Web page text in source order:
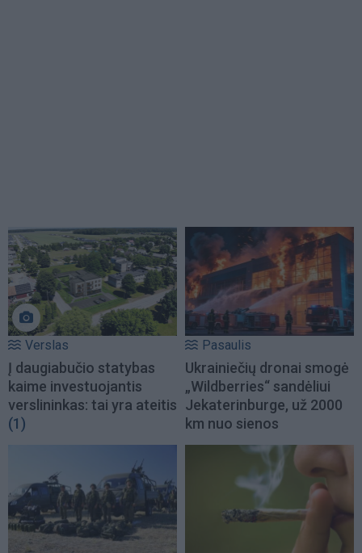
Verslas
Į daugiabučio statybas
kaime investuojantis
verslininkas: tai yra ateitis
(1)
Pasaulis
Ukrainiečių dronai smogė
„Wildberries“ sandėliui
Jekaterinburge, už 2000
km nuo sienos